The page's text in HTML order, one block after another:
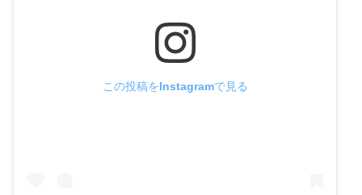
この投稿をInstagramで見る